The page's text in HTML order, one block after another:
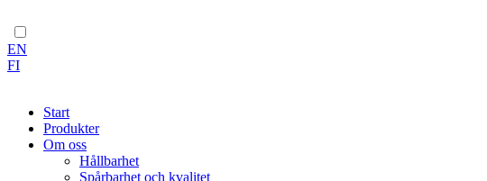
EN
FI
Start
Produkter
Om oss
Hållbarhet
Spårbarhet och kvalitet